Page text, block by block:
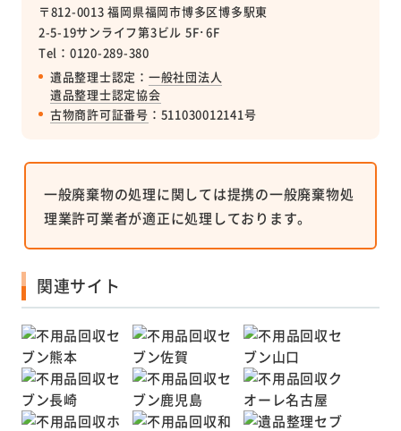
〒812-0013 福岡県福岡市博多区博多駅東
2-5-19サンライフ第3ビル 5F･6F
Tel：0120-289-380
遺品整理士認定： 一般社団法人
遺品整理士認定協会
古物商許可証番号 ：511030012141号
一般廃棄物の処理に関しては提携の一般廃棄物処
理業許可業者が適正に処理しております。
関連サイト